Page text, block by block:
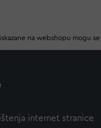
na webshopu mogu
internet stranice